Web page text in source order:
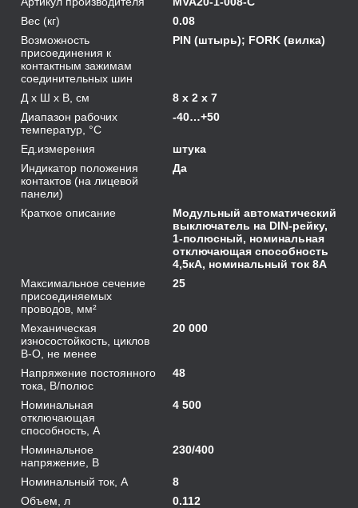
Вес (кг)
0.08
Возможность
присоединения к
контактным зажимам
соединительных шин
PIN (штырь); FORK (вилка)
Д х Ш х В, см
8 x 2 x 7
Диапазон рабочих
температур, °С
-40…+50
Ед.измерения
штука
Индикатор положения
контактов (на лицевой
панели)
Да
Краткое описание
Модульный автоматический
выключатель на DIN-рейку,
1-полюсный, номинальная
отключающая способность
4,5кА, номинальный ток 8А
Максимальное сечение
присоединяемых
проводов, мм²
25
Механическая
износостойкость, циклов
В-О, не менее
20 000
Напряжение постоянного
тока, В/полюс
48
Номинальная
отключающая
способность, А
4 500
Номинальное
напряжение, В
230/400
Номинальный ток, А
8
Объем, л
0.112